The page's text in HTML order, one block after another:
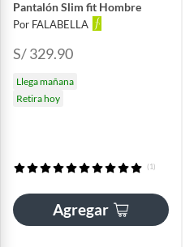
Pantalón Slim fit Hombre
Por FALABELLA
S/ 329.90
Llega mañana
Retira hoy
(1)
Agregar